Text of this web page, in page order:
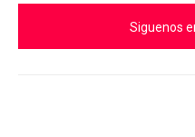
Siguenos